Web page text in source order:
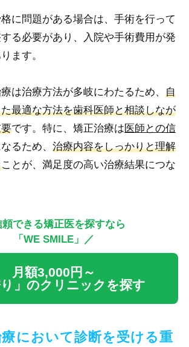
に問題がある場合は、手術を行って
る必要があり、入院や手術費用が発
ます。
は治療方法が多岐にわたるため、 自
最適な方法を歯科医師と相談しなが
です。特に、矯正治療は医師との信
るため、 治療内容をしっかりと理解
ことが、満足度の高い治療結果につな
頼できる矯正医を探すなら
「WE SMILE」／
月額3,000円～
り」のクリニックを探す
において診断を受ける重